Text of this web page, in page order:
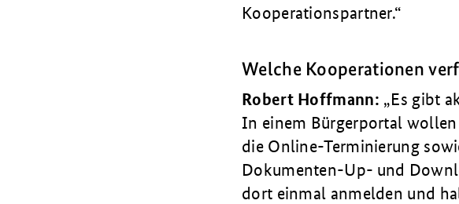
Kooperationspartner.
Welche Kooperationen
Robert Hoffmann:
Es gibt
In einem Bürgerportal
die Online-Terminierung
Dokumenten-Up- und
dort einmal anmelden und